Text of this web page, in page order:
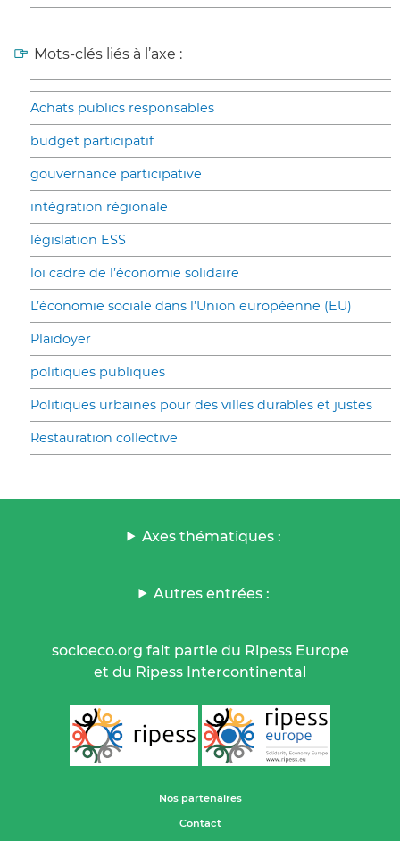
Mots-clés liés à l’axe :
Achats publics responsables
budget participatif
gouvernance participative
intégration régionale
législation ESS
loi cadre de l’économie solidaire
L’économie sociale dans l’Union européenne (EU)
Plaidoyer
politiques publiques
Politiques urbaines pour des villes durables et justes
Restauration collective
Axes thématiques :
Autres entrées :
socioeco.org fait partie du Ripess Europe
et du Ripess Intercontinental
Nos partenaires
Contact